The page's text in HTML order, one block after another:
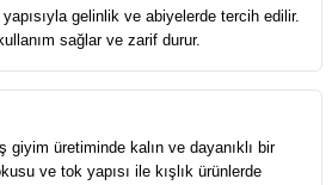
gelinlik ve abiyelerde tercih edilir.
sağlar ve zarif durur.
giyim üretiminde kalın ve dayanıklı bir
ve tok yapısı ile kışlık ürünlerde